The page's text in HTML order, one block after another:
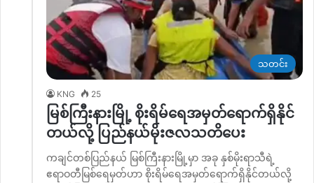
သတင်း
KNG 25
မြစ်ကြီးနားမြို့ စိုးရိမ်ရေအမှတ်ရောက်ရှိနိုင်
တယ်လို့ ပြည်နယ်မိုးဇလသတိပေး
ကချင်တစ်ပြည်နယ် မြစ်ကြီးနားမြို့မှာ အခု နှစ်မိုးရာသီရဲ့
ဧရာဝတီမြစ်ရေမှတ်ဟာ စိုးရိမ်ရေအမှတ်ရောက်ရှိနိုင်တယ်လို့